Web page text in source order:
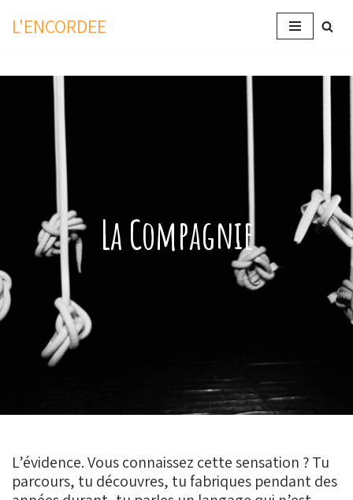
contenu
L'ENCORDEE
La Compagnie
L’évidence. Vous connaissez cette sensation ? Tu
parcours, tu découvres, tu fabriques pendant des